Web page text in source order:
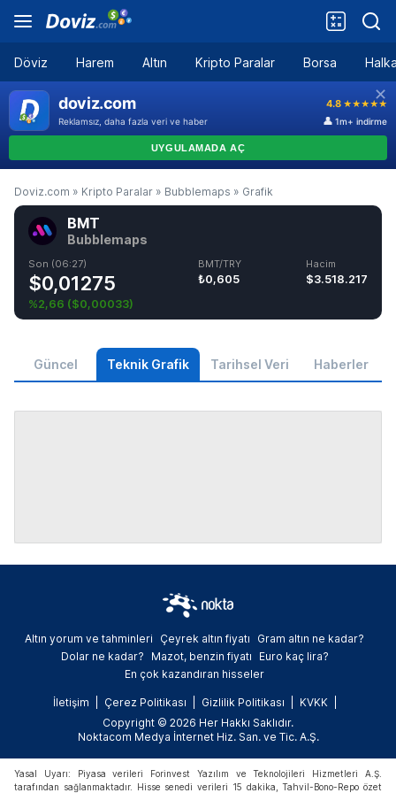
Döviz Harem Altın Kripto Paralar Borsa
Doviz.com » Kripto Paralar » Bubblemaps » Grafik
BMT
Bubblemaps
Son (06:27)
$0,01275
%2,66 ($0,00033)
BMT/TRY
₺0,605
Hacim
$3.518.217
Güncel Teknik Grafik Tarihsel Veri Haberler
Altın yorum ve tahminleri Çeyrek altın fiyatı
Gram altın ne kadar?
Dolar ne kadar?
Mazot, benzin fiyatı
Euro kaç lira?
En çok kazandıran hisseler
İletişim Çerez Politikası Gizlilik Politikası
KVKK
Copyright © 2026 Her Hakkı Saklıdır.
Noktacom Medya İnternet Hiz. San. ve Tic. A.Ş.
Yasal Uyarı: Piyasa verileri Forinvest Yazılım ve Teknolojileri Hizmetleri A.Ş.
tarafından sağlanmaktadır. Hisse senedi verileri 15 dakika, Tahvil-Bono-Repo özet